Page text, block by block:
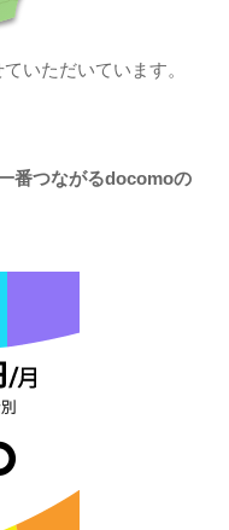
いただいています。
番つながるdocomoの